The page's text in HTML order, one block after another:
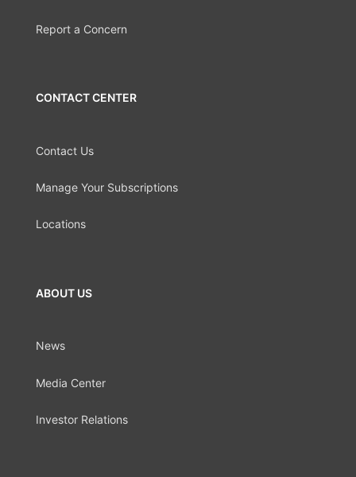
Report a Concern
CONTACT CENTER
Contact Us
Manage Your Subscriptions
Locations
ABOUT US
News
Media Center
Investor Relations